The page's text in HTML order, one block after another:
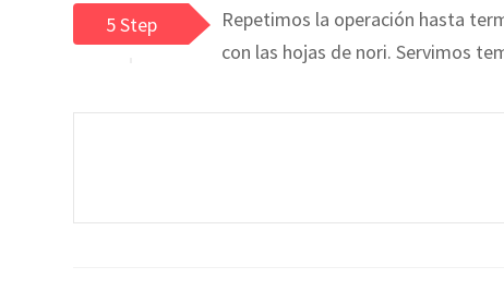
5 Step
Repetimos la operación hasta
con las hojas de nori. Servimos